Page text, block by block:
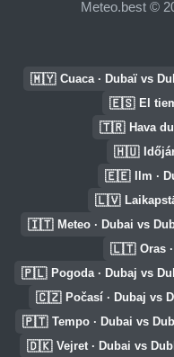
Meteo.best ©
🇲🇾 Cuaca · Dubaï vs
🇪🇸 El
🇹🇷 Hava
🇭🇺
🇪🇪 Ilm ·
🇱🇻
🇮🇹 Meteo · Dubai vs
🇱🇹 Oras
🇵🇱 Pogoda · Dubaj vs
🇨🇿 Počasí · Dubaj vs
🇵🇹 Tempo · Dubai vs
🇩🇰 Vejret · Dubai vs